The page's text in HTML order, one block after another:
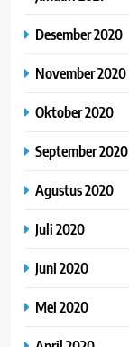
Desember 2020
November 2020
Oktober 2020
September 2020
Agustus 2020
Juli 2020
Juni 2020
Mei 2020